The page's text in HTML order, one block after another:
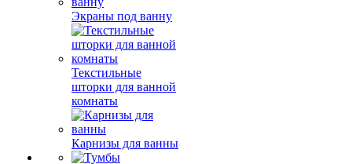
Экраны под ванну
Текстильные
шторки для ванной
комнаты
Карнизы для ванны